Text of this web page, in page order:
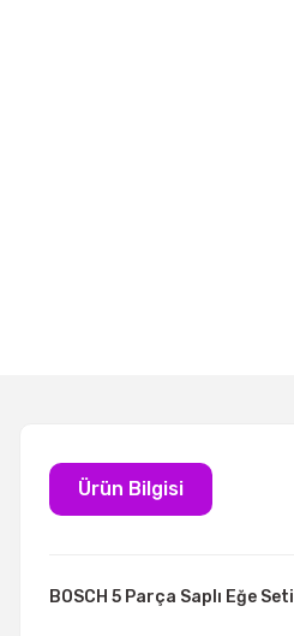
Ürün Bilgisi
BOSCH 5 Parça Saplı Eğe Seti